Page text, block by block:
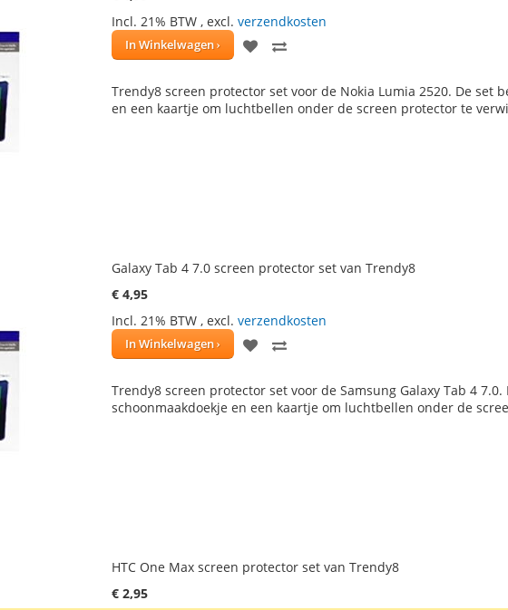
Incl. 21% BTW , excl. verzendkosten
In Winkelwagen
VOEG
AANTE
Trendy8 screen protector set voor de Nokia Lumia 2520. De set
en een kaartje om luchtbellen onder de screen protector te
Galaxy Tab 4 7.0 screen protector set van Trendy8
€ 4,95
Incl. 21% BTW , excl. verzendkosten
In Winkelwagen
VOEG
AANTE
Trendy8 screen protector set voor de Samsung Galaxy Tab 4
schoonmaakdoekje en een kaartje om luchtbellen onder de
HTC One Max screen protector set van Trendy8
€ 2,95